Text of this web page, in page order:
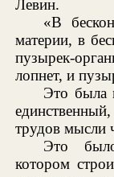
Левин.
«В
материи, в
пузырек-
лопнет, и
Это была
трудов мысли
Это
котором